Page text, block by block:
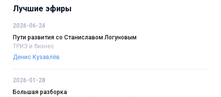
Лучшие эфиры
2026-06-24
Пути развития со Станиславом Логуновым
ТРИЗ и бизнес
Денис Кузавлёв
2026-01-28
Большая разборка